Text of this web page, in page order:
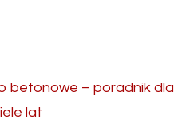
betonowe – poradnik dla
lat